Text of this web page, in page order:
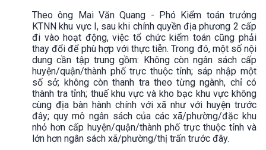
Theo ông Mai Văn Quang - Phó Kiểm toán trưởng
KTNN khu vực I, sau khi chính quyền địa phương 2 cấp
đi vào hoạt động, việc tổ chức kiểm toán cũng phải
thay đổi để phù hợp với thực tiễn. Trong đó, một số nội
dung cần tập trung gồm: Không còn ngân sách cấp
huyện/quận/thành phố trực thuộc tỉnh; sáp nhập một
số sở; không còn thanh tra theo từng ngành, chỉ có
thành tra tỉnh; thuế khu vực và kho bạc khu vực không
cùng địa bàn hành chính với xã như với huyện trước
đây; quy mô ngân sách của các xã/phường/đặc khu
nhỏ hơn cấp huyện/quận/thành phố trực thuộc tỉnh và
lớn hơn ngân sách xã/phường/thị trấn trước đây.